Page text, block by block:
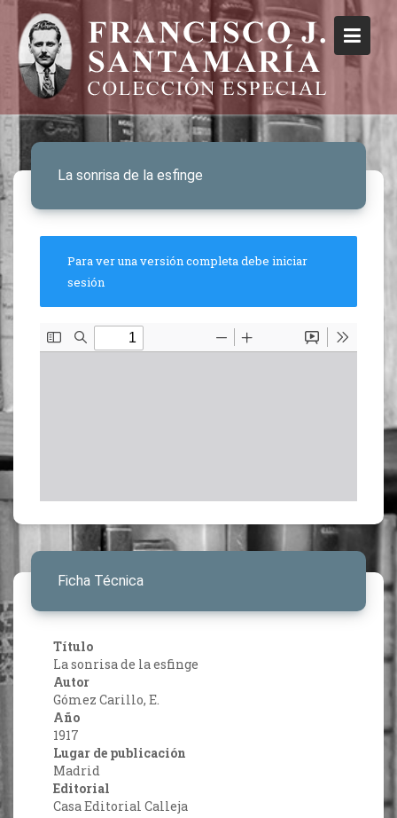
La sonrisa de la esfinge
Para ver una versión completa debe iniciar
sesión
Ficha Técnica
Título
La sonrisa de la esfinge
Autor
Gómez Carillo, E.
Año
1917
Lugar de publicación
Madrid
Editorial
Casa Editorial Calleja